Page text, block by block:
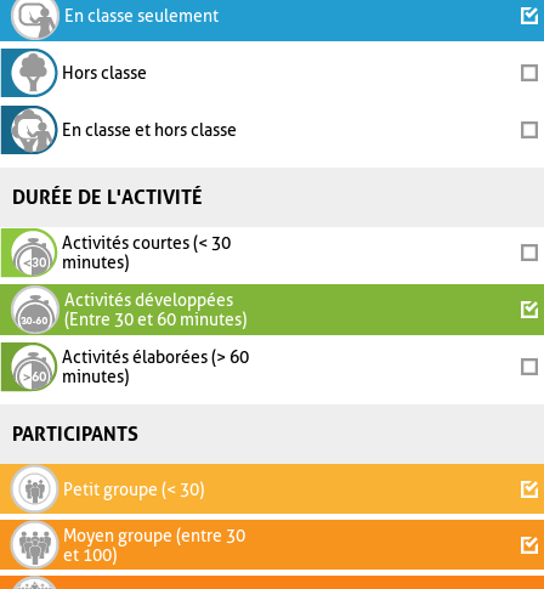
En classe seulement
Hors classe
En classe et hors classe
DURÉE DE L'ACTIVITÉ
Activités courtes (< 30
minutes)
Activités développées
(Entre 30 et 60 minutes)
Activités élaborées (> 60
minutes)
PARTICIPANTS
Petit groupe (< 30)
Moyen groupe (entre 30
et 100)